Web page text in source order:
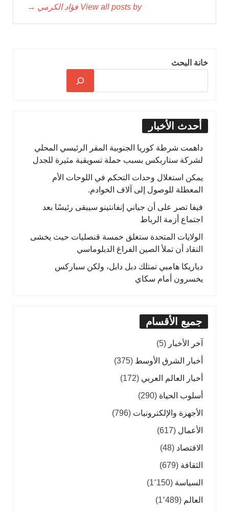
View all posts by فؤاد الكرمي →
خانة البحث
أحدث الأخبار
داهمت شرطة كوريا الجنوبية المقر الرئيسي المحلي
لشركة ستاربكس بسبب حملة تسويقية مثيرة للجدل
يمكن استغلال وحدات التحكم في اللوحات الأم
المعطلة للوصول إلى آلاف الخوادم.
فيفا تصر على أن جياني إنفانتينو سيبقى رئيسًا بعد
اجتماع أزمة الرباط
الولايات المتحدة ستغلق خمسة قنصليات حيث يخشى
النقاد أن تملأ الصين الفراغ الدبلوماسي
دياريكا هامبي تمتلك دبل دابل، ولكن سباركس
يخسرون أمام سكاي
جميع الأقسام
آخر الأخبار (5)
أخبار الشرق الأوسط (375)
أخبار العالم العربي (172)
أسلوب الحياة (290)
الأجهزة والإلكترونيات (796)
الأعمال (617)
الاقتصاد (48)
الثقافة (679)
السياسة (1٬150)
العالم (1٬489)